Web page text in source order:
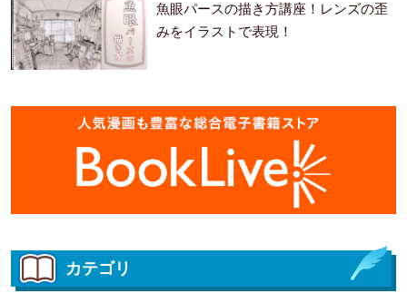
魚眼パースの描き方講座！レンズの歪
みをイラストで表現！
カテゴリ